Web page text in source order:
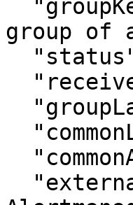
group of